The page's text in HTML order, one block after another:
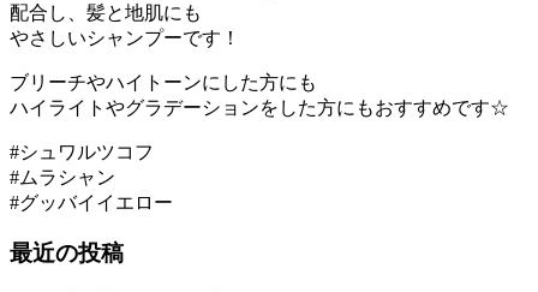
配合し、髪と地肌にも
やさしいシャンプーです！
ブリーチやハイトーンにした方にも
ハイライトやグラデーションをした方にもおすすめです☆
#シュワルツコフ
#ムラシャン
#グッバイイエロー
最近の投稿